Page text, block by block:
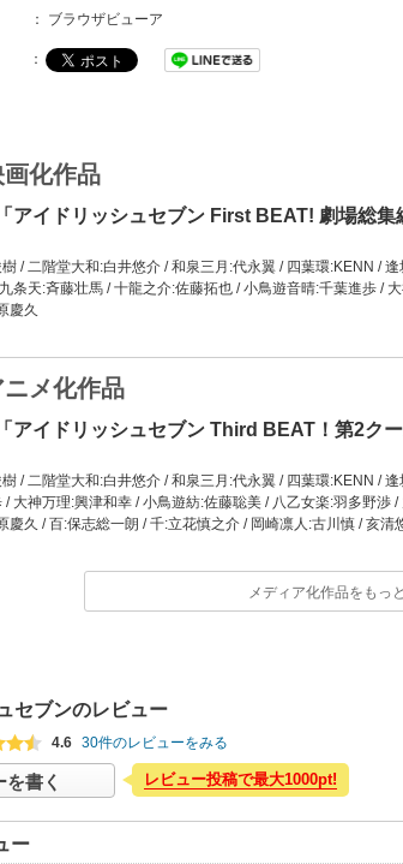
： ブラウザビューア
：
化作品
「アイドリッシュセブン First BEAT! 劇場総
/ 二階堂大和:白井悠介 / 和泉三月:代永翼 / 四葉環:KENN /
条天:斉藤壮馬 / 十龍之介:佐藤拓也 / 小鳥遊音晴:千葉進歩 /
慶久
ル活動をスタートした彼らだったが、それぞれの夢や目的の
ファンに対しては常に完璧なステージを見せる「八乙女事
事務所の方針と自分たちの信念との間で揺れ動いていた。
頂点を目指す――！2015年にリリースされたアプリゲーム
ついに 10周年を迎えた『アイドリッシュセブン』。彼らの
イドル界を舞台にした人間讃歌、観ればきっと応援した
ムコエンターテインメント、都志見文太
根アユミ / スーパーバイザー:あおきえい / キャラクター原案:
:ヨシダ.ミキ / 3Dワークス:井口光隆 / 編集:右山章太 / 音楽:加
:別所誠人 / 劇場総集編構成:アイナナ製作委員会 / 劇場総集編
ナムコフィルムワークス
イドリッシュセブン First BEAT! 劇場総集編 後編」
メ化作品
「アイドリッシュセブン Third BEAT！第2クー
/ 二階堂大和:白井悠介 / 和泉三月:代永翼 / 四葉環:KENN /
/ 大神万理:興津和幸 / 小鳥遊紡:佐藤聡美 / 八乙女楽:羽多野渉
慶久 / 百:保志総一朗 / 千:立花慎之介 / 岡崎凛人:古川慎 / 亥
:高橋広樹
迎え、記念のライブツアー開催が決まったIDOLiSH7アイド
リヴァーレもそれぞれに華々しい活躍で注目を集めていた
ドル業界を揺るがす“新勢力”も密かに動き出していた――。
コオンライン、都志見文太
根アユミ / スーパーバイザー:あおきえい / キャラクター原案:
:井口光隆 / 編集:右山章太 / 監督補佐:志賀翔子 / 音楽:加藤
メディア化作品をもっ
セブンのレビュー
4.6 30件のレビューをみる
を書く レビュー投稿で最大1000pt!
ー